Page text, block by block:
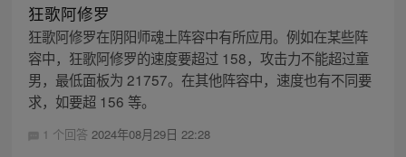
狂歌阿修罗
狂歌阿修罗在阴阳师魂土阵容中有所应用。例如在某些阵
容中，狂歌阿修罗的速度要超过 158，攻击力不能超过童
男，最低面板为 21757。在其他阵容中，速度也有不同要
求，如要超 156 等。
1 个回答 2024年08月29日 22:28